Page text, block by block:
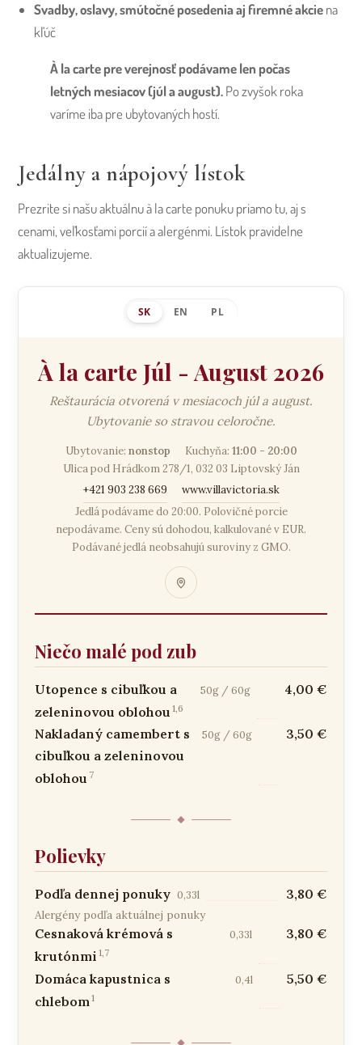
Svadby, oslavy, smútočné posedenia aj firemné akciena
kľúč
À la carte pre verejnosť podávame len počas
letných mesiacov (júl a august).Po zvyšok roka
varíme iba pre ubytovaných hostí.
Jedálny a nápojový lístok
Prezrite si našu aktuálnu à la carte ponuku priamo tu, aj s
cenami, veľkosťami porcií a alergénmi. Lístok pravidelne
aktualizujeme.